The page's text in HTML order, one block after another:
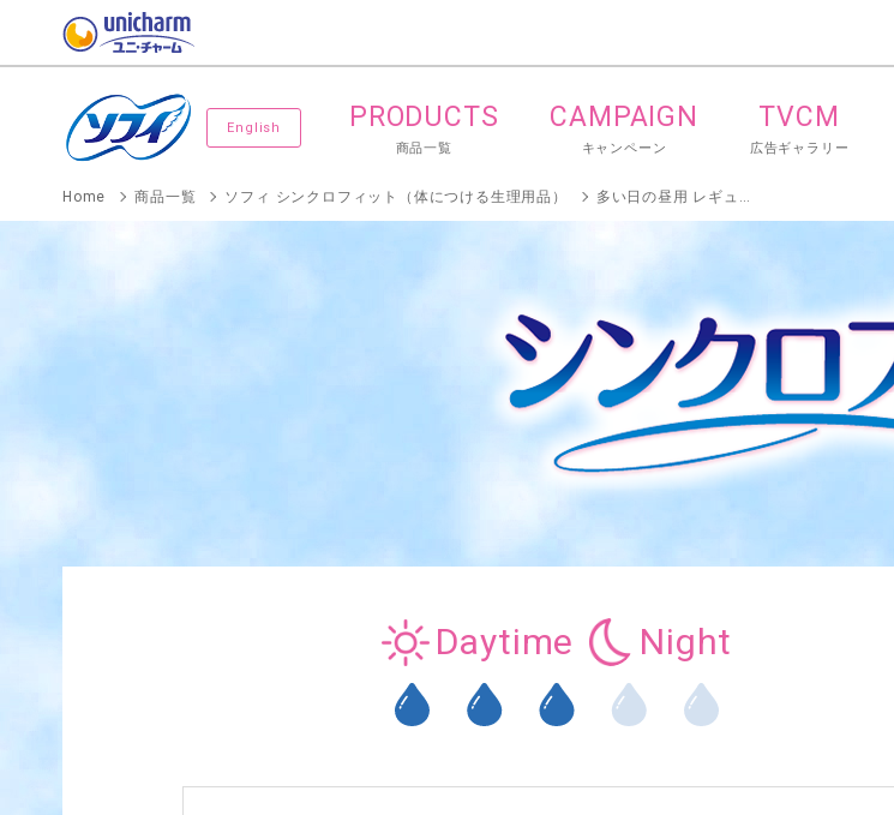
English PRODUCTS
商品一覧
CAMPAIGN
キャンペーン
TVCM
広告ギャラリー
Home 商品一覧 ソフィ シンクロフィット（体につける生理用品） 多い日の昼用 レギュラータイプ
Daytime Night